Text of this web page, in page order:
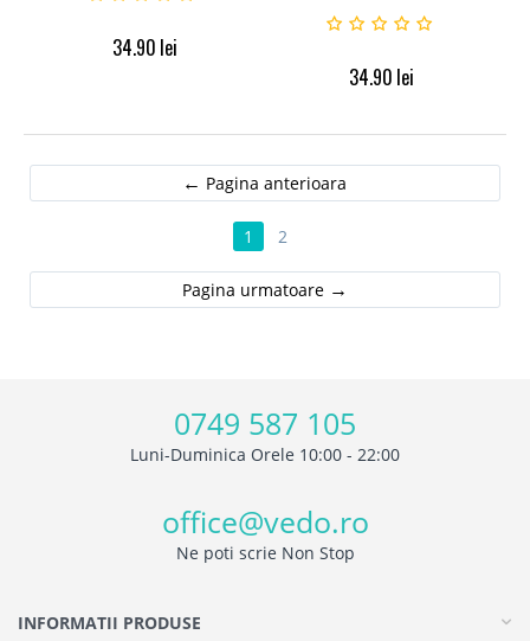
34.90 lei
34.90 lei
Pagina anterioara
1 2
Pagina urmatoare
0749 587 105
Luni-Duminica Orele 10:00 - 22:00
office@vedo.ro
Ne poti scrie Non Stop
INFORMATII PRODUSE